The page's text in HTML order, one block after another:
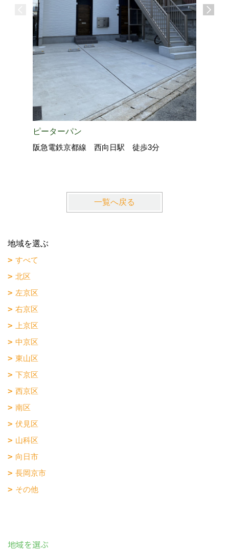
ピーターパン
阪急電鉄京都線 西向日駅 徒歩3分
一覧へ戻る
地域を選ぶ
すべて
北区
左京区
右京区
上京区
中京区
東山区
下京区
西京区
南区
伏見区
山科区
向日市
長岡京市
その他
地域を選ぶ